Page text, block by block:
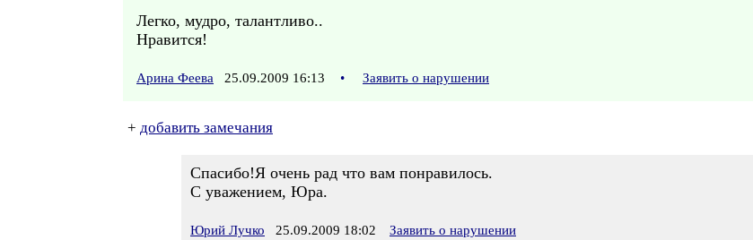
Легко, мудро, талантливо..
Нравится!
Арина Феева 25.09.2009 16:13 • Заявить о нарушении
+ добавить замечания
Спасибо!Я очень рад что вам понравилось.
C уважением, Юра.
Юрий Лучко 25.09.2009 18:02 Заявить о нарушении